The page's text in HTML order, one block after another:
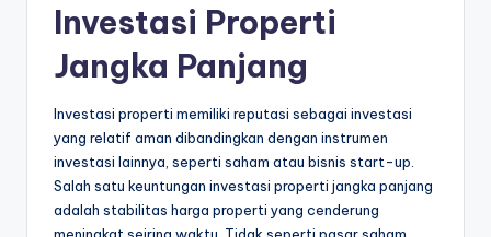
Investasi Properti
Jangka Panjang
Investasi properti memiliki reputasi sebagai investasi
yang relatif aman dibandingkan dengan instrumen
investasi lainnya, seperti saham atau bisnis start-up.
Salah satu keuntungan investasi properti jangka panjang
adalah stabilitas harga properti yang cenderung
meningkat seiring waktu. Tidak seperti pasar saham